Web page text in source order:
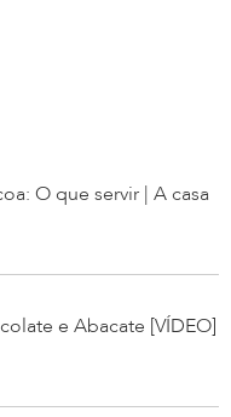
O que servir | A casa
e Abacate [VÍDEO]